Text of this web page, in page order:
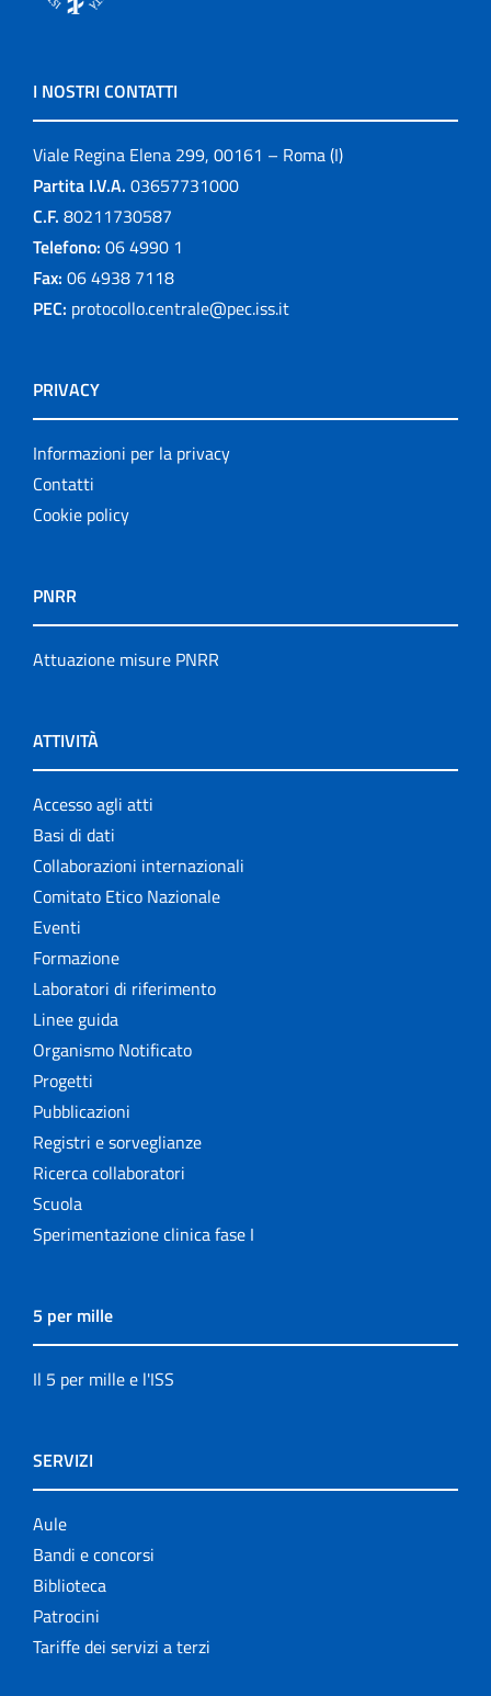
I NOSTRI CONTATTI
Viale Regina Elena 299, 00161 – Roma (I)
Partita I.V.A. 03657731000
C.F. 80211730587
Telefono: 06 4990 1
Fax: 06 4938 7118
PEC: protocollo.centrale@pec.iss.it
PRIVACY
Informazioni per la privacy
Contatti
Cookie policy
PNRR
Attuazione misure PNRR
ATTIVITÀ
Accesso agli atti
Basi di dati
Collaborazioni internazionali
Comitato Etico Nazionale
Eventi
Formazione
Laboratori di riferimento
Linee guida
Organismo Notificato
Progetti
Pubblicazioni
Registri e sorveglianze
Ricerca collaboratori
Scuola
Sperimentazione clinica fase I
5 per mille
Il 5 per mille e l'ISS
SERVIZI
Aule
Bandi e concorsi
Biblioteca
Patrocini
Tariffe dei servizi a terzi